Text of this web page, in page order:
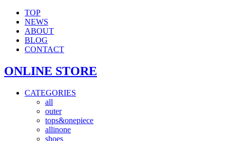
TOP
NEWS
ABOUT
BLOG
CONTACT
ONLINE STORE
CATEGORIES
all
outer
tops&onepiece
allinone
shoes